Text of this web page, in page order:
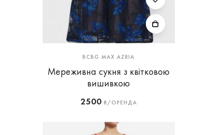
BCBG MAX AZRIA
Мереживна сукня з квітковою
вишивкою
2500₴/ОРЕНДА